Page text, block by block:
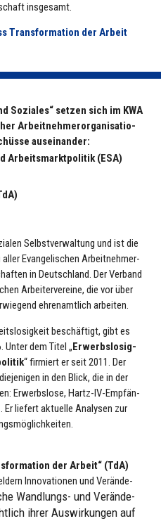
ins­ge­samt.
Trans­for­ma­tion der Arbeit
Soziales“ setzen sich im KWA
Arbeit­neh­mer­or­ga­ni­sa­tio­
aus­ein­an­der:
Arbeits­markt­po­li­tik (ESA)
Selbst­ver­wal­tung und ist die
Evan­ge­li­schen Arbeit­neh­mer­
in Deutsch­land. Der Verband
Arbei­ter­ver­eine, die vor über
ehren­amt­lich arbeiten.
beschäf­tigt, gibt es
Unter dem Titel „Erwerbs­lo­sig­
“ firmiert er seit 2011. Der
in den Blick, die in der
Erwerbs­lose, Hartz-IV-Emp­fän­
Er liefert aktuelle Analysen zur
der Arbeit“ (TdA)
Inno­va­tio­nen und Ver­än­de­
Wand­lungs- und Ver­än­de­
ihrer Aus­wir­kun­gen auf